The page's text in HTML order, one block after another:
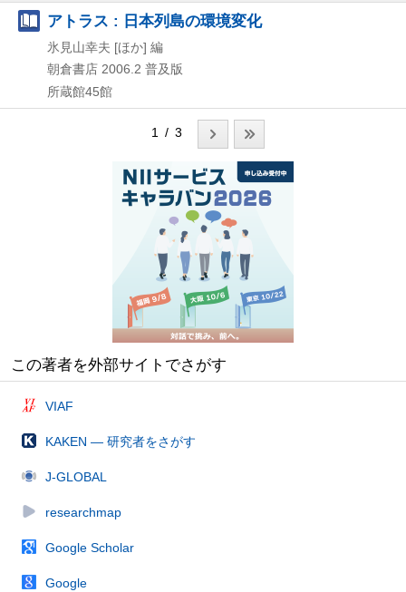
アトラス : 日本列島の環境変化
氷見山幸夫 [ほか] 編
朝倉書店 2006.2 普及版
所蔵館45館
1 / 3
この著者を外部サイトでさがす
VIAF
KAKEN — 研究者をさがす
J-GLOBAL
researchmap
Google Scholar
Google